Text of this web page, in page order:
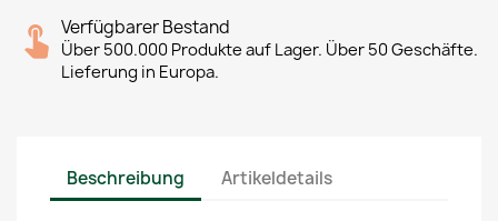
Verfügbarer Bestand
Über 500.000 Produkte auf Lager. Über 50 Geschäfte.
Lieferung in Europa.
Beschreibung Artikeldetails